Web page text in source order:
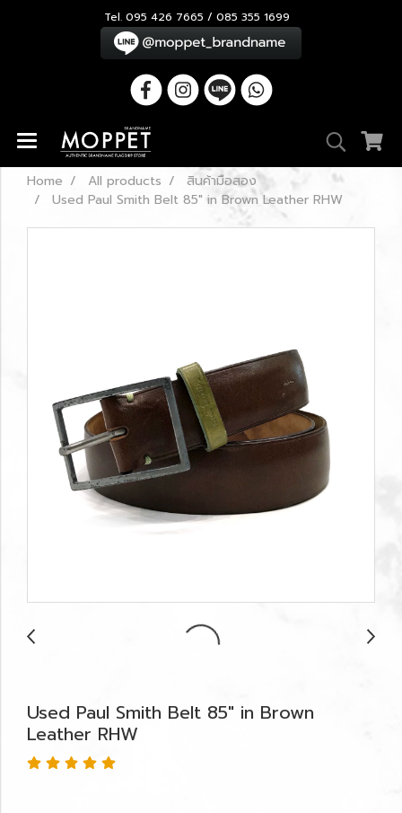
Tel. 095 426 7665 / 085 355 1699
Home All products
สินค้ามือสอง
Used Paul Smith Belt 85" in Brown Leather RHW
Used Paul Smith Belt 85" in Brown
Leather RHW